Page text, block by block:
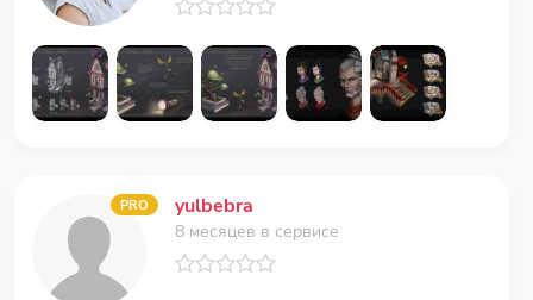
PRO yulbebra
8 месяцев в сервисе